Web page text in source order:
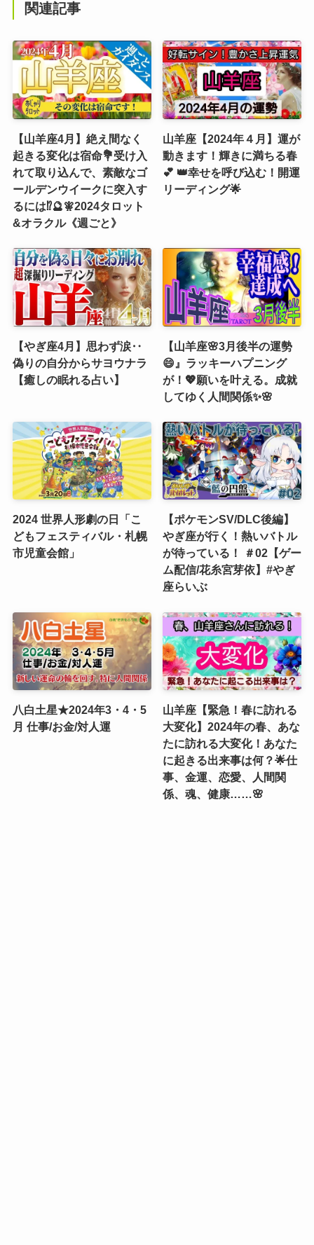
関連記事
【山羊座4月】絶え間なく
起きる変化は宿命💐受け入
れて取り込んで、素敵なゴ
ールデンウイークに突入す
るには⁉️🔮🧚2024タロット
&オラクル《週ごと》
山羊座【2024年４月】運が
動きます！輝きに満ちる春
💕 👑幸せを呼び込む！開運
リーディング🌟
【やぎ座4月】思わず涙‥
偽りの自分からサヨウナラ
【癒しの眠れる占い】
【山羊座🌸3月後半の運勢
😄』ラッキーハプニング
が！💖願いを叶える。成就
してゆく人間関係✨🌸
2024 世界人形劇の日「こ
どもフェスティバル・札幌
市児童会館」
【ポケモンSV/DLC後編】
やぎ座が行く！熱いバトル
が待っている！ ＃02【ゲー
ム配信/花糸宮芽依】#やぎ
座らいぶ
八白土星★2024年3・4・5
月 仕事/お金/対人運
山羊座【緊急！春に訪れる
大変化】2024年の春、あな
たに訪れる大変化！あなた
に起きる出来事は何？🌟仕
事、金運、恋愛、人間関
係、魂、健康……🌸